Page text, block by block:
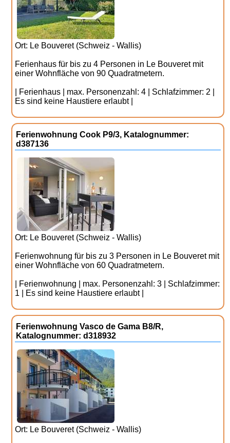
Ort: Le Bouveret (Schweiz - Wallis)
Ferienhaus für bis zu 4 Personen in Le Bouveret mit
einer Wohnfläche von 90 Quadratmetern.
| Ferienhaus | max. Personenzahl: 4 | Schlafzimmer: 2 |
Es sind keine Haustiere erlaubt |
Ferienwohnung Cook P9/3, Katalognummer:
d387136
Ort: Le Bouveret (Schweiz - Wallis)
Ferienwohnung für bis zu 3 Personen in Le Bouveret mit
einer Wohnfläche von 60 Quadratmetern.
| Ferienwohnung | max. Personenzahl: 3 | Schlafzimmer:
1 | Es sind keine Haustiere erlaubt |
Ferienwohnung Vasco de Gama B8/R,
Katalognummer: d318932
Ort: Le Bouveret (Schweiz - Wallis)